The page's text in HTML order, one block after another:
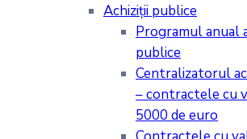
Achiziţii publice
Programul anual
publice
Centralizatorul
– contractele cu
5000 de euro